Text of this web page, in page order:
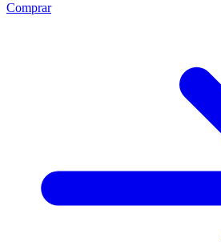
Comprar